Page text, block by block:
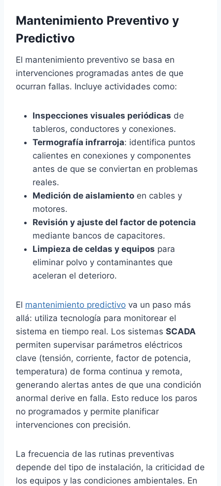
Mantenimiento Preventivo y
Predictivo
El mantenimiento preventivo se basa en
intervenciones programadas antes de que
ocurran fallas. Incluye actividades como:
Inspecciones visuales periódicas de
tableros, conductores y conexiones.
Termografía infrarroja: identifica puntos
calientes en conexiones y componentes
antes de que se conviertan en problemas
reales.
Medición de aislamiento en cables y
motores.
Revisión y ajuste del factor de potencia
mediante bancos de capacitores.
Limpieza de celdas y equipos para
eliminar polvo y contaminantes que
aceleran el deterioro.
El mantenimiento predictivo va un paso más
allá: utiliza tecnología para monitorear el
sistema en tiempo real. Los sistemas SCADA
permiten supervisar parámetros eléctricos
clave (tensión, corriente, factor de potencia,
temperatura) de forma continua y remota,
generando alertas antes de que una condición
anormal derive en falla. Esto reduce los paros
no programados y permite planificar
intervenciones con precisión.
La frecuencia de las rutinas preventivas
depende del tipo de instalación, la criticidad de
los equipos y las condiciones ambientales. En